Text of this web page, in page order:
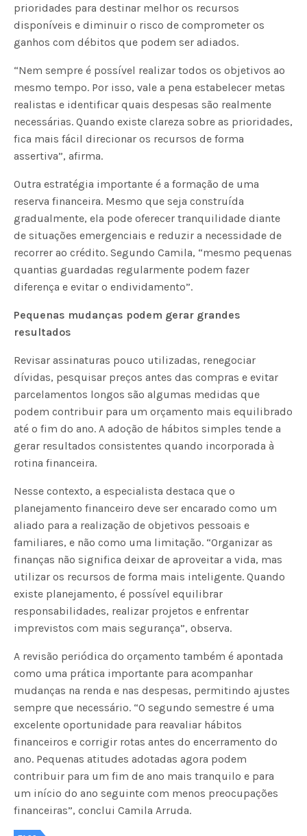
prioridades para destinar melhor os recursos
disponíveis e diminuir o risco de comprometer os
ganhos com débitos que podem ser adiados.
“Nem sempre é possível realizar todos os objetivos ao
mesmo tempo. Por isso, vale a pena estabelecer metas
realistas e identificar quais despesas são realmente
necessárias. Quando existe clareza sobre as prioridades,
fica mais fácil direcionar os recursos de forma
assertiva”, afirma.
Outra estratégia importante é a formação de uma
reserva financeira. Mesmo que seja construída
gradualmente, ela pode oferecer tranquilidade diante
de situações emergenciais e reduzir a necessidade de
recorrer ao crédito. Segundo Camila, “mesmo pequenas
quantias guardadas regularmente podem fazer
diferença e evitar o endividamento”.
Pequenas mudanças podem gerar grandes
resultados
Revisar assinaturas pouco utilizadas, renegociar
dívidas, pesquisar preços antes das compras e evitar
parcelamentos longos são algumas medidas que
podem contribuir para um orçamento mais equilibrado
até o fim do ano. A adoção de hábitos simples tende a
gerar resultados consistentes quando incorporada à
rotina financeira.
Nesse contexto, a especialista destaca que o
planejamento financeiro deve ser encarado como um
aliado para a realização de objetivos pessoais e
familiares, e não como uma limitação. “Organizar as
finanças não significa deixar de aproveitar a vida, mas
utilizar os recursos de forma mais inteligente. Quando
existe planejamento, é possível equilibrar
responsabilidades, realizar projetos e enfrentar
imprevistos com mais segurança”, observa.
A revisão periódica do orçamento também é apontada
como uma prática importante para acompanhar
mudanças na renda e nas despesas, permitindo ajustes
sempre que necessário. “O segundo semestre é uma
excelente oportunidade para reavaliar hábitos
financeiros e corrigir rotas antes do encerramento do
ano. Pequenas atitudes adotadas agora podem
contribuir para um fim de ano mais tranquilo e para
um início do ano seguinte com menos preocupações
financeiras”, conclui Camila Arruda.